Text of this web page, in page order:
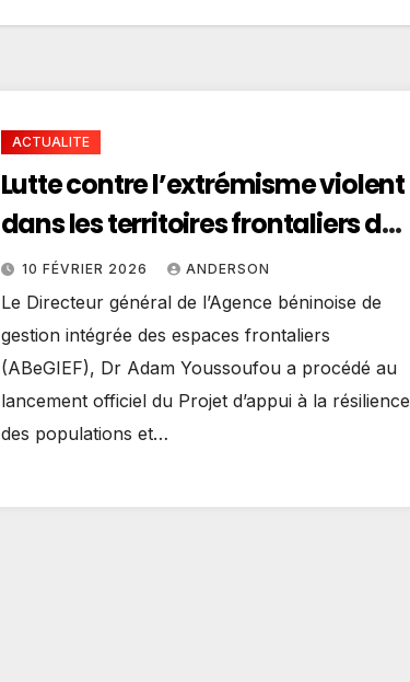
ACTUALITE
Lutte contre l’extrémisme violent
dans les territoires frontaliers du
Golfe de Guinée: le projet PARCIT
lancé à Cotonou
10 FÉVRIER 2026 ANDERSON
Le Directeur général de l’Agence béninoise de
gestion intégrée des espaces frontaliers
(ABeGIEF), Dr Adam Youssoufou a procédé au
lancement officiel du Projet d’appui à la résilience
des populations et…